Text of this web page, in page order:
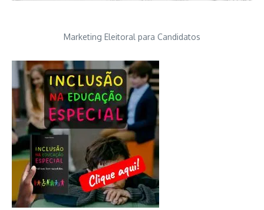
Marketing Eleitoral para Candidatos